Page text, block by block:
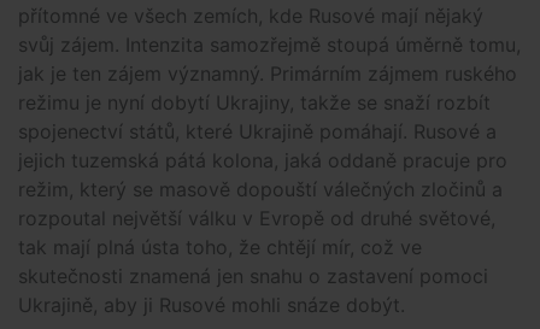
přítomné ve všech zemích, kde Rusové mají nějaký
svůj zájem. Intenzita samozřejmě stoupá úměrně tomu,
jak je ten zájem významný. Primárním zájmem ruského
režimu je nyní dobytí Ukrajiny, takže se snaží rozbít
spojenectví států, které Ukrajině pomáhají. Rusové a
jejich tuzemská pátá kolona, jaká oddaně pracuje pro
režim, který se masově dopouští válečných zločinů a
rozpoutal největší válku v Evropě od druhé světové,
tak mají plná ústa toho, že chtějí mír, což ve
skutečnosti znamená jen snahu o zastavení pomoci
Ukrajině, aby ji Rusové mohli snáze dobýt.